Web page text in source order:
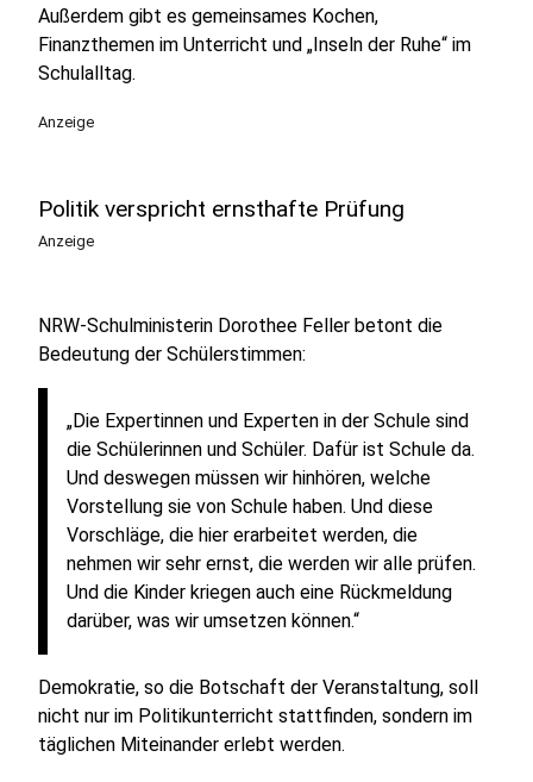
Außerdem gibt es gemeinsames Kochen,
Finanzthemen im Unterricht und „Inseln der Ruhe“ im
Schulalltag.
Anzeige
Politik verspricht ernsthafte Prüfung
Anzeige
NRW-Schulministerin Dorothee Feller betont die
Bedeutung der Schülerstimmen:
„Die Expertinnen und Experten in der Schule sind
die Schülerinnen und Schüler. Dafür ist Schule da.
Und deswegen müssen wir hinhören, welche
Vorstellung sie von Schule haben. Und diese
Vorschläge, die hier erarbeitet werden, die
nehmen wir sehr ernst, die werden wir alle prüfen.
Und die Kinder kriegen auch eine Rückmeldung
darüber, was wir umsetzen können.“
Demokratie, so die Botschaft der Veranstaltung, soll
nicht nur im Politikunterricht stattfinden, sondern im
täglichen Miteinander erlebt werden.